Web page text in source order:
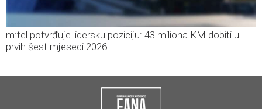
m:tel potvrđuje lidersku poziciju: 43 miliona KM dobiti u
prvih šest mjeseci 2026.